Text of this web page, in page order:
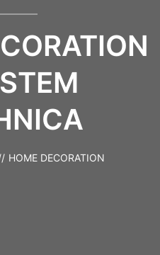
HOME DECORATION